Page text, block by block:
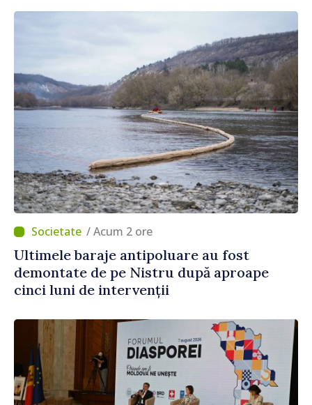
/ Acum 2 ore
Ultimele baraje antipoluare au fost
demontate de pe Nistru după aproape
cinci luni de intervenții